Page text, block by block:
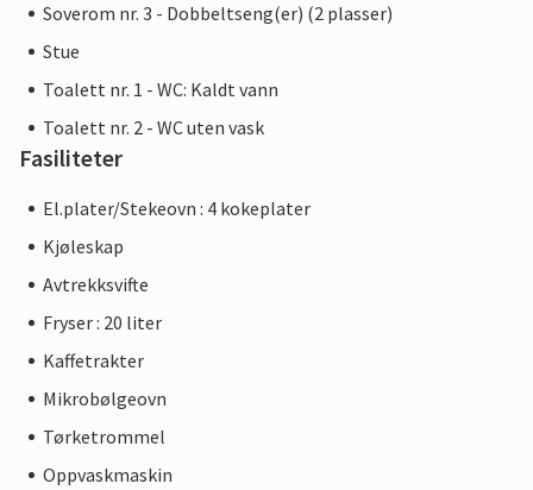
Soverom nr. 3 - Dobbeltseng(er) (2 plasser)
Stue
Toalett nr. 1 - WC: Kaldt vann
Toalett nr. 2 - WC uten vask
Fasiliteter
El.plater/Stekeovn : 4 kokeplater
Kjøleskap
Avtrekksvifte
Fryser : 20 liter
Kaffetrakter
Mikrobølgeovn
Tørketrommel
Oppvaskmaskin